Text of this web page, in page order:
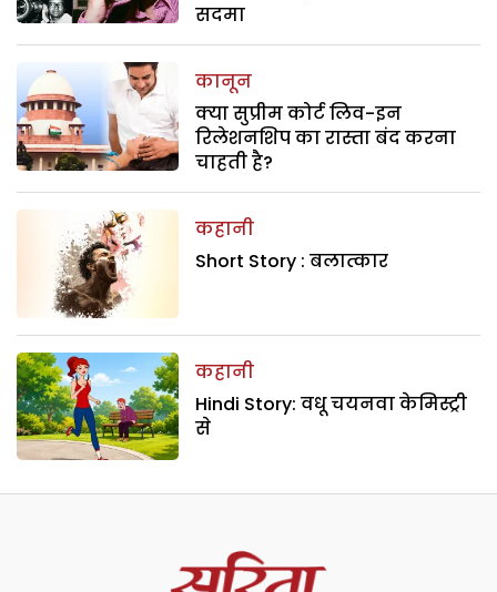
सदमा
कानून
क्या सुप्रीम कोर्ट लिव-इन
रिलेशनशिप का रास्ता बंद करना
चाहती है?
कहानी
Short Story : बलात्कार
कहानी
Hindi Story: वधू चयनवा केमिस्ट्री
से